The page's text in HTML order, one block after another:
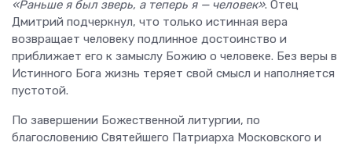
«Раньше я был зверь, а теперь я — человек». Отец
Дмитрий подчеркнул, что только истинная вера
возвращает человеку подлинное достоинство и
приближает его к замыслу Божию о человеке. Без веры в
Истинного Бога жизнь теряет свой смысл и наполняется
пустотой.
По завершении Божественной литургии, по
благословению Святейшего Патриарха Московского и